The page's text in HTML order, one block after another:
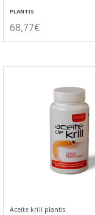
PLANTIS
68,77€
Aceite krill plantis